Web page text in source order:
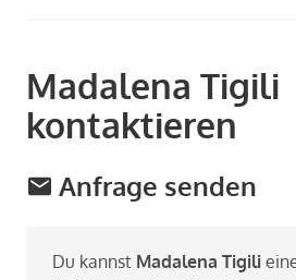
Madalena Tigili
kontaktieren
Anfrage senden
Du kannst Ma­da­le­na Ti­gi­li